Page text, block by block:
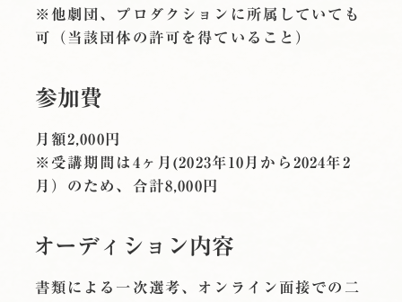
※他劇団、プロダクションに所属していても
可（当該団体の許可を得ていること）
参加費
月額2,000円
※受講期間は4ヶ月(2023年10月から2024年2
月）のため、合計8,000円
オーディション内容
書類による一次選考、オンライン面接での二